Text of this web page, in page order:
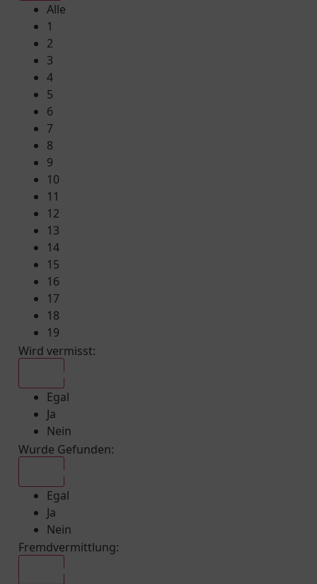
Alle
1
2
3
4
5
6
7
8
9
10
11
12
13
14
15
16
17
18
19
Wird vermisst:
Egal
Ja
Nein
Wurde Gefunden:
Egal
Ja
Nein
Fremdvermittlung: